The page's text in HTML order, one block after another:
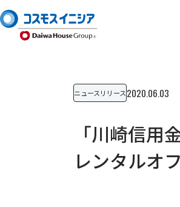
ニュースリリース2020.06.03
「川崎信用
レンタルオ